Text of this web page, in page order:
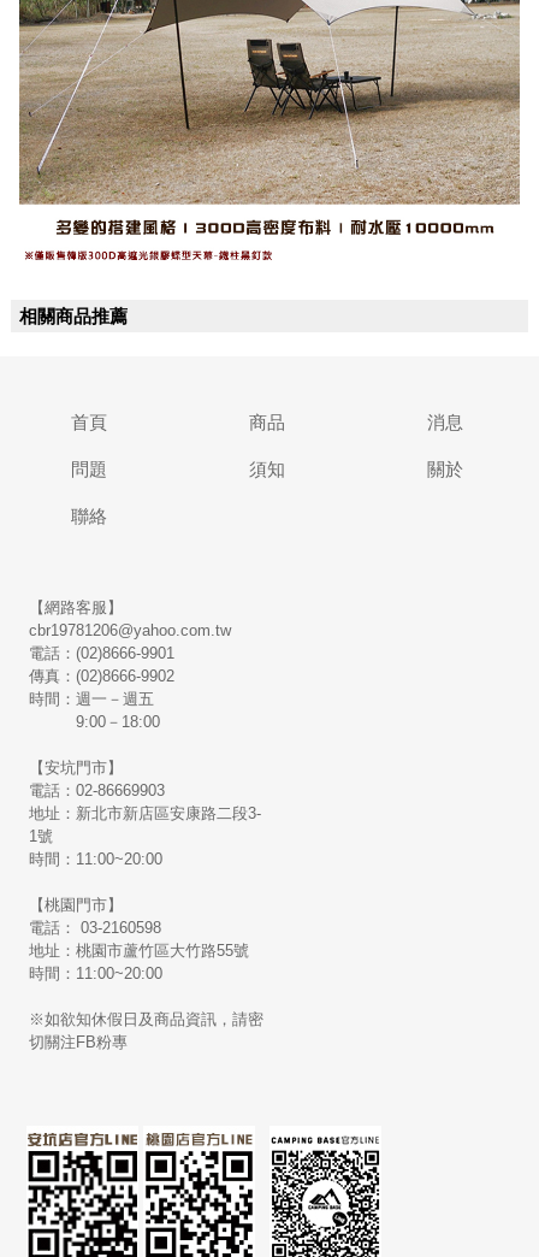
相關商品推薦
首頁 商品 消息
問題 須知 關於
聯絡
【網路客服】
cbr19781206@yahoo.com.tw
電話：(02)8666-9901
傳真：(02)8666-9902
時間：週一－週五
9:00－18:00
【安坑門市】
電話：02-86669903
地址：新北市新店區安康路二段3-
1號
時間：11:00~20:00
【桃園門市】
電話： 03-2160598
地址：桃園市蘆竹區大竹路55號
時間：11:00~20:00
※如欲知休假日及商品資訊，請密
切關注FB粉專